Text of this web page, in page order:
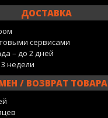
ДОСТАВКА
сервисами
– до 2 дней
недели
/ ВОЗВРАТ ТОВАРА